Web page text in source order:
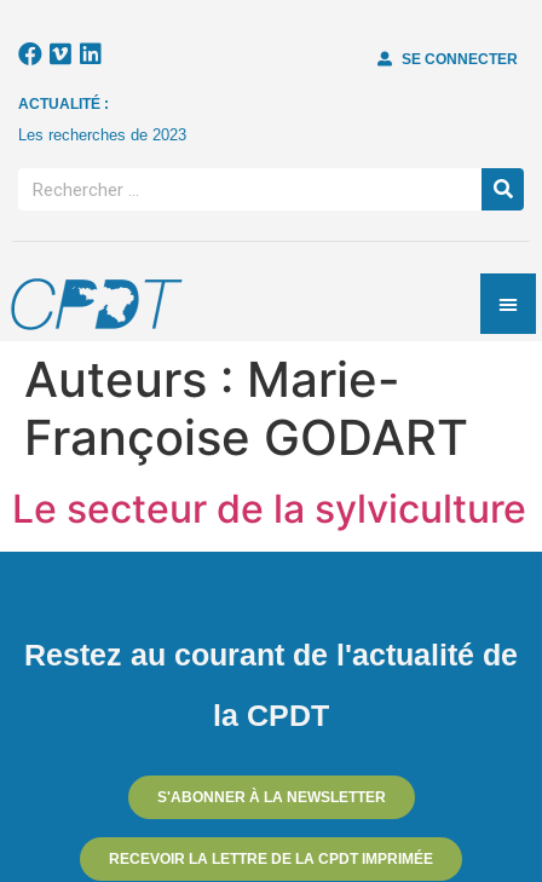
SE CONNECTER
ACTUALITÉ :
Les recherches de 2023
Auteurs : Marie-
Françoise GODART
Le secteur de la sylviculture
Restez au courant de l'actualité de
la CPDT
S'ABONNER À LA NEWSLETTER
RECEVOIR LA LETTRE DE LA CPDT IMPRIMÉE